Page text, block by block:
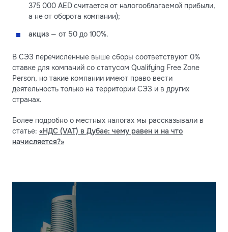
375 000 AED считается от налогооблагаемой прибыли,
а не от оборота компании);
акциз — от 50 до 100%.
В СЭЗ перечисленные выше сборы соответствуют 0%
ставке для компаний со статусом Qualifying Free Zone
Person, но такие компании имеют право вести
деятельность только на территории СЭЗ и в других
странах.
Более подробно о местных налогах мы рассказывали в
статье: «НДС (VAT) в Дубае: чему равен и на что
начисляется?»